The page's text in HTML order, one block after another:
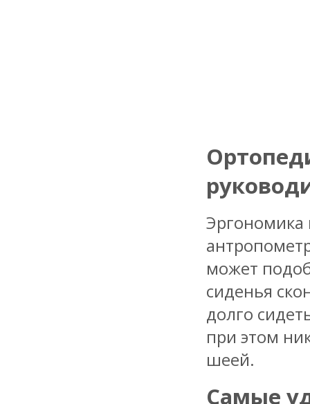
Эргономика
может
сиденья
долго
при этом
шеей.
Самые